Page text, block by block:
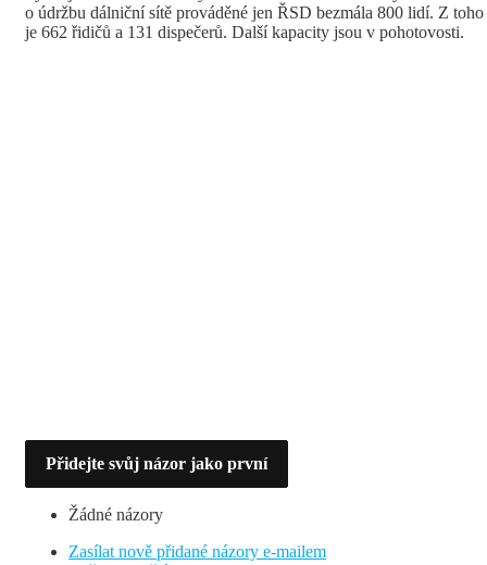
o údržbu dálniční sítě prováděné jen ŘSD bezmála 800 lidí. Z toho
je 662 řidičů a 131 dispečerů. Další kapacity jsou v pohotovosti.
Přidejte svůj názor jako první
Žádné názory
Zasílat nově přidané názory e-mailem